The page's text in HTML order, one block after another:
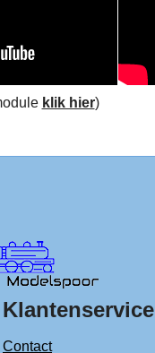
klik hier)
Klantenservice
Contact